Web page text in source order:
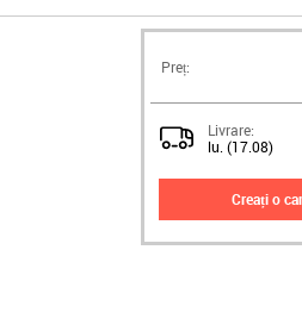
Preț:
Livrare:
lu. (17.08)
creați o